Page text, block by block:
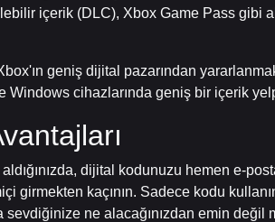
içerik (DLC), Xbox Game Pass
geniş dijital pazarından
Windows cihazlarında geniş bir içerik
aldığınızda, dijital kodunuzu hemen e-
girmekten kaçının. Sadece kodu
sevdiğinize ne alacağınızdan emin